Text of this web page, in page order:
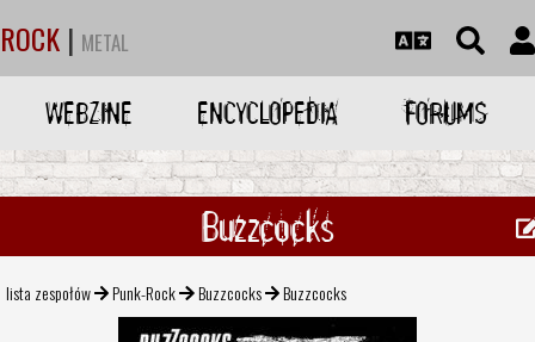
ROCK | METAL
WEBZINE ENCYCLOPEDIA FORUMS
Buzzcocks
lista zespołów Punk-Rock Buzzcocks Buzzcocks